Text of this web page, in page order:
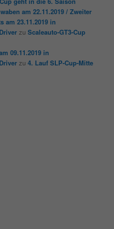
am 22.11.2019 / Zweiter
am 23.11.2019 in
zuScaleauto-GT3-Cup
09.11.2019 in
zu4. Lauf SLP-Cup-Mitte